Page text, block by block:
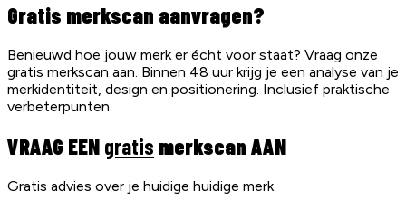
Gratis merkscan aanvragen?
Benieuwd hoe jouw merk er écht voor staat? Vraag onze
gratis merkscan aan. Binnen 48 uur krijg je een analyse van je
merkidentiteit, design en positionering. Inclusief praktische
verbeterpunten.
VRAAG EEN gratis merkscan AAN
Gratis advies over je huidige huidige merk